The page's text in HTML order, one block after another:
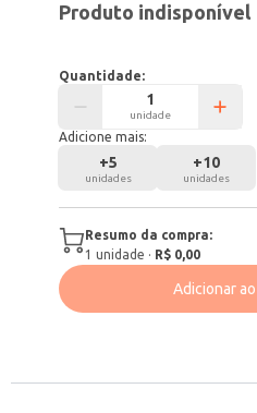
Produto indisponível
Quantidade:
unidade
Adicione mais:
+5
unidades
+10
unidades
Resumo da compra:
1 unidade · R$ 0,00
Adicionar